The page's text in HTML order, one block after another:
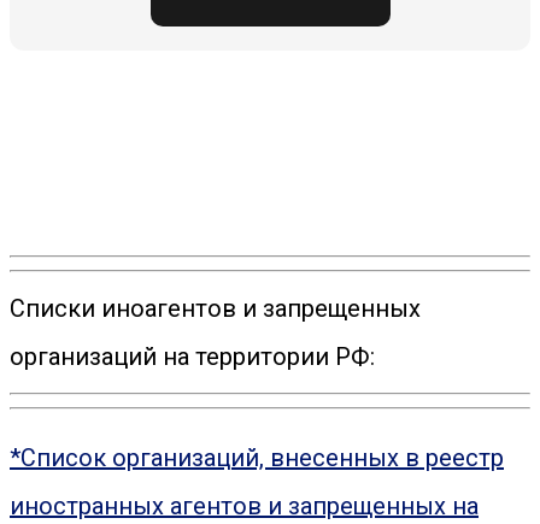
Списки иноагентов и запрещенных
организаций на территории РФ:
*Список организаций, внесенных в реестр
иностранных агентов и запрещенных на